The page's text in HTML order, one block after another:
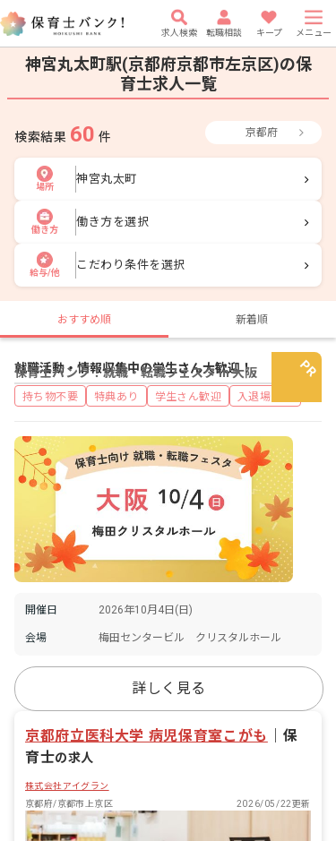
求人検索 転職相談 キープ メニュー
神宮丸太町駅(京都府京都市左京区)の保
育士求人一覧
検索結果 60 件 京都府
場所
神宮丸太町
働き方
働き方を選択
給与/他
こだわり条件を選択
おすすめ順 新着順
保育士バンク！就職・転職フェスタ in 大阪
就職活動・情報収集中の学生さん大歓迎！
持ち物不要 特典あり 学生さん歓迎 入退場自由
開催日 2026年10月4日(日)
会場 梅田センタービル クリスタルホール
詳しく見る
京都府立医科大学 病児保育室こがも
保
育士の求人
株式会社アイグラン
京都府/京都市上京区
2026/05/22更新